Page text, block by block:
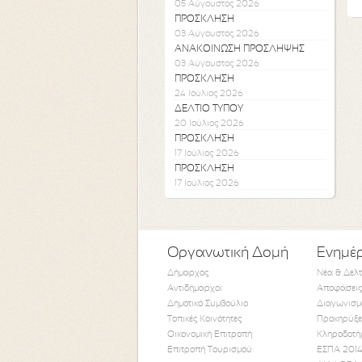
05 Αύγουστος 2026
ΠΡΟΣΚΛΗΣΗ
03 Αύγουστος 2026
ΑΝΑΚΟΙΝΩΣΗ ΠΡΟΣΛΗΨΗΣ
03 Αύγουστος 2026
ΠΡΟΣΚΛΗΣΗ
24 Ιούλιος 2026
ΔΕΛΤΙΟ ΤΥΠΟΥ
20 Ιούλιος 2026
ΠΡΟΣΚΛΗΣΗ
17 Ιούλιος 2026
ΠΡΟΣΚΛΗΣΗ
17 Ιούλιος 2026
Οργανωτική Δομή
Δήμαρχος
Αντιδήμαρχοι
Δημοτικό Συμβούλιο
Τοπικές Κοινότητες
Οικονομική Επιτροπή
Επιτροπή Τουρισμού
Νέα &
ΕΣΠΑ